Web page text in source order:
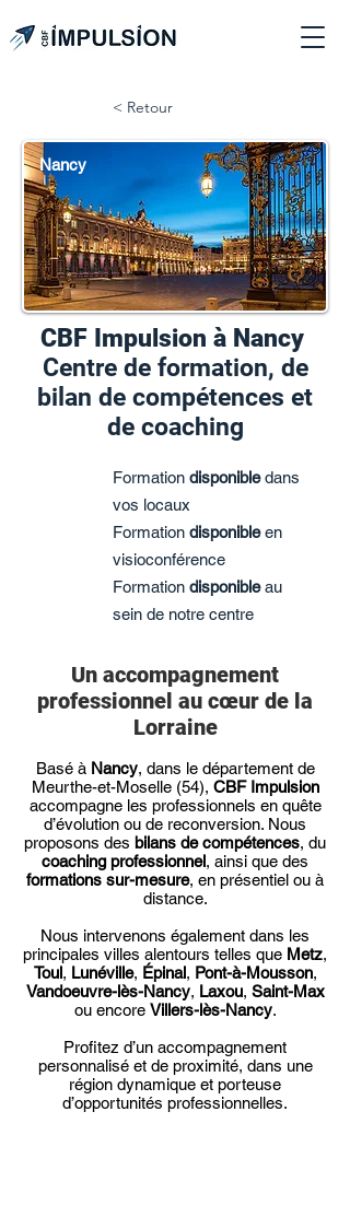
< Retour
Nancy
CBF Impulsion à Nancy
Centre de formation, de
bilan de compétences et
de coaching
Formation disponibledans
vos locaux
Formation disponibleen
visioconférence
Formation disponibleau
sein de notre centre
Un accompagnement
professionnel au cœur de la
Lorraine
Basé à Nancy, dans le département de
Meurthe-et-Moselle (54), CBF Impulsion
accompagne les professionnels en quête
d’évolution ou de reconversion. Nous
proposons des bilans de compétences, du
coaching professionnel, ainsi que des
formations sur-mesure, en présentiel ou à
distance.
Nous intervenons également dans les
principales villes alentours telles que Metz,
Toul, Lunéville, Épinal, Pont-à-Mousson,
Vandoeuvre-lès-Nancy, Laxou, Saint-Max
ou encore Villers-lès-Nancy.
Profitez d’un accompagnement
personnalisé et de proximité, dans une
région dynamique et porteuse
d’opportunités professionnelles.